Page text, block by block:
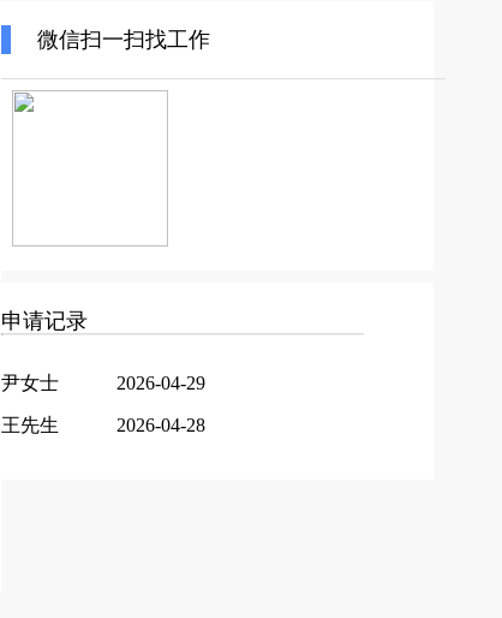
微信扫一扫找工作
申请记录
尹女士 2026-04-29
王先生 2026-04-28